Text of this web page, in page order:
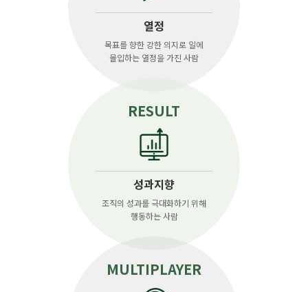
열정
목표를 향한 강한 의지로 일에
몰입하는 열정을 가진 사람
RESULT
성과지향
조직의 성과를 극대화하기 위해
행동하는 사람
MULTIPLAYER